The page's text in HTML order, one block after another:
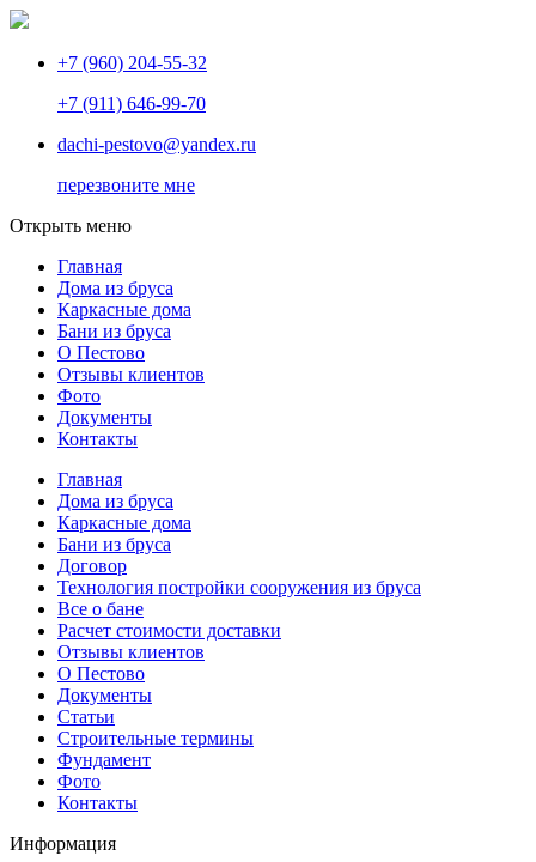
+7 (960) 204-55-32
+7 (911) 646-99-70
dachi-pestovo@yandex.ru
перезвоните мне
Открыть меню
Главная
Дома из бруса
Каркасные дома
Бани из бруса
О Пестово
Отзывы клиентов
Фото
Документы
Контакты
Главная
Дома из бруса
Каркасные дома
Бани из бруса
Договор
Технология постройки сооружения из бруса
Все о бане
Расчет стоимости доставки
Отзывы клиентов
О Пестово
Документы
Статьи
Строительные термины
Фундамент
Фото
Контакты
Информация